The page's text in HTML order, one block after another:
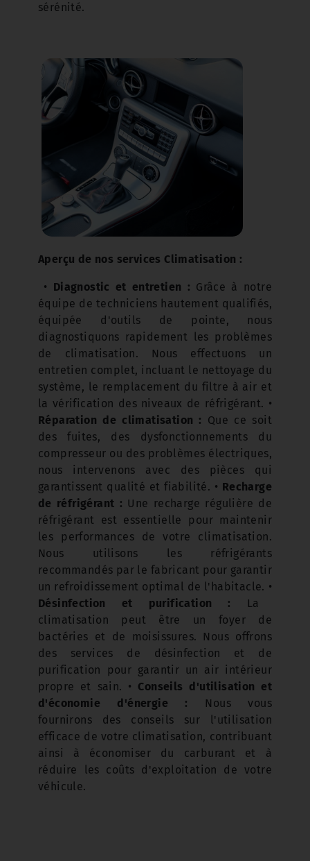
sérénité.
Aperçu de nos services Climatisation :
• Diagnostic et entretien : Grâce à notre
équipe de techniciens hautement qualifiés,
équipée d'outils de pointe, nous
diagnostiquons rapidement les problèmes
de climatisation. Nous effectuons un
entretien complet, incluant le nettoyage du
système, le remplacement du filtre à air et
la vérification des niveaux de réfrigérant. •
Réparation de climatisation : Que ce soit
des fuites, des dysfonctionnements du
compresseur ou des problèmes électriques,
nous intervenons avec des pièces qui
garantissent qualité et fiabilité. • Recharge
de réfrigérant : Une recharge régulière de
réfrigérant est essentielle pour maintenir
les performances de votre climatisation.
Nous utilisons les réfrigérants
recommandés par le fabricant pour garantir
un refroidissement optimal de l'habitacle. •
Désinfection et purification : La
climatisation peut être un foyer de
bactéries et de moisissures. Nous offrons
des services de désinfection et de
purification pour garantir un air intérieur
propre et sain. • Conseils d'utilisation et
d'économie d'énergie : Nous vous
fournirons des conseils sur l'utilisation
efficace de votre climatisation, contribuant
ainsi à économiser du carburant et à
réduire les coûts d'exploitation de votre
véhicule.